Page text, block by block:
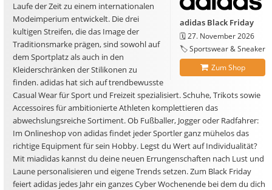
adidas Black Friday
🗓️27. November 2026
🏷️ Sportswear & Sneaker
Zum Shop
Laufe der Zeit zu einem internationalen
Modeimperium entwickelt. Die drei
kultigen Streifen, die das Image der
Traditionsmarke prägen, sind sowohl auf
dem Sportplatz als auch in den
Kleiderschränken der Stilikonen zu
finden. adidas hat sich auf trendbewusste
Casual Wear für Sport und Freizeit spezialisiert. Schuhe, Trikots sowie
Accessoires für ambitionierte Athleten komplettieren das
abwechslungsreiche Sortiment. Ob Fußballer, Jogger oder Radfahrer:
Im Onlineshop von adidas findet jeder Sportler ganz mühelos das
richtige Equipment für sein Hobby. Legst du Wert auf Individualität?
Mit miadidas kannst du deine neuen Errungenschaften nach Lust und
Laune personalisieren und eigene Trends setzen. Zum Black Friday
feiert adidas jedes Jahr ein ganzes Cyber Wochenende bei dem du dich